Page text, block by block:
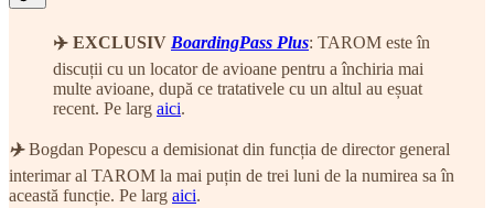
✈️ EXCLUSIV BoardingPass Plus: TAROM este în
discuții cu un locator de avioane pentru a închiria mai
multe avioane, după ce tratativele cu un altul au eșuat
recent. Pe larg aici.
✈️Bogdan Popescu a demisionat din funcția de director general
interimar al TAROM la mai puțin de trei luni de la numirea sa în
această funcție. Pe larg aici.